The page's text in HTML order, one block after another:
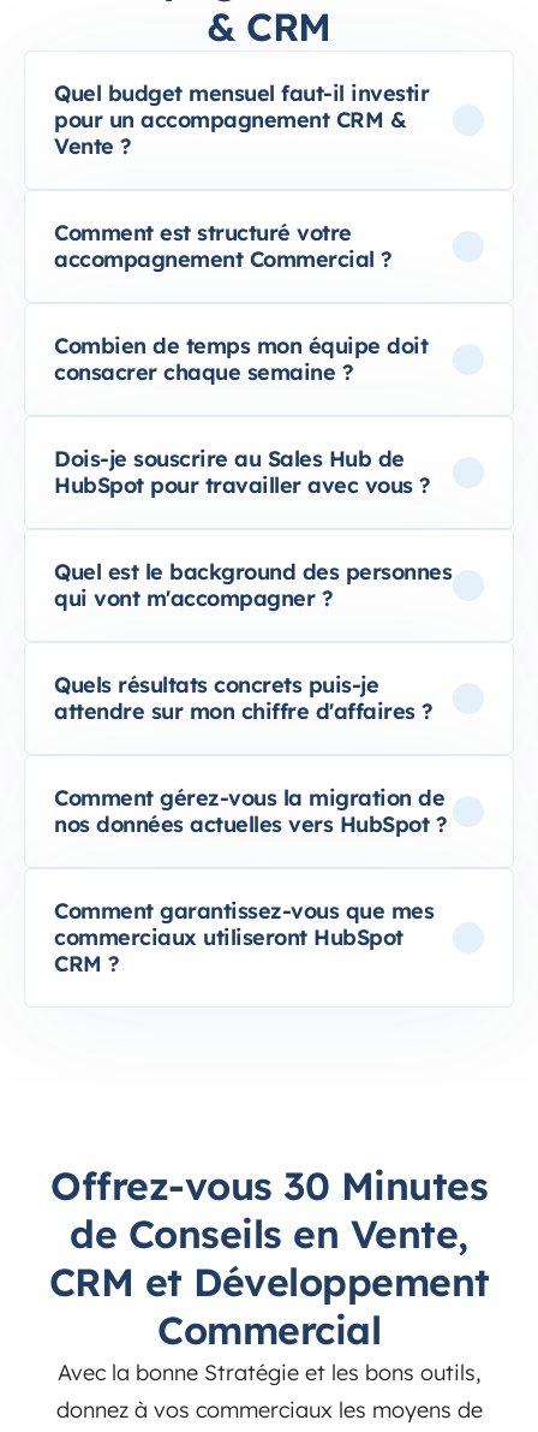
& CRM
Quel budget mensuel faut-il investir
pour un accompagnement CRM &
Vente ?
Comment est structuré votre
accompagnement Commercial ?
Combien de temps mon équipe doit
consacrer chaque semaine ?
Dois-je souscrire au Sales Hub de
HubSpot pour travailler avec vous ?
Quel est le background des personnes
qui vont m'accompagner ?
Quels résultats concrets puis-je
attendre sur mon chiffre d'affaires ?
Comment gérez-vous la migration de
nos données actuelles vers HubSpot ?
Comment garantissez-vous que mes
commerciaux utiliseront HubSpot
CRM ?
Offrez-vous 30 Minutes
de Conseils en Vente,
CRM et Développement
Commercial
Avec la bonne Stratégie et les bons outils,
donnez à vos commerciaux les moyens de